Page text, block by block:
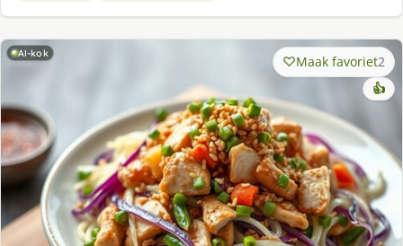
AI-kok Maak favoriet2
👍